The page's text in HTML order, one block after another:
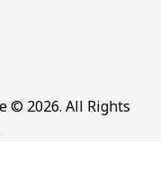
© 2026. All Rights